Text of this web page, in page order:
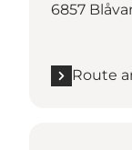
6857
Route